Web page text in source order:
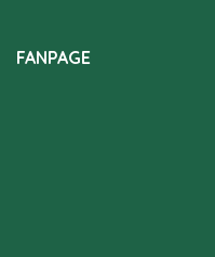
FANPAGE